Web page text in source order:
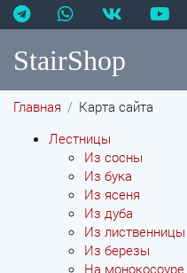
StairShop
Главная
Карта сайта
Лестницы
Из сосны
Из бука
Из ясеня
Из дуба
Из лиственницы
Из березы
На монокосоуре